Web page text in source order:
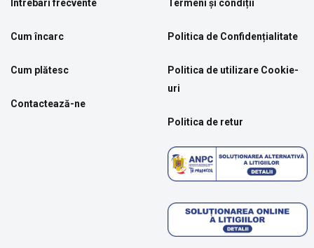
Întrebari frecvente
Cum încarc
Cum plătesc
Contactează-ne
Termeni și condiții
Politica de Confidențialitate
Politica de utilizare Cookie-
uri
Politica de retur